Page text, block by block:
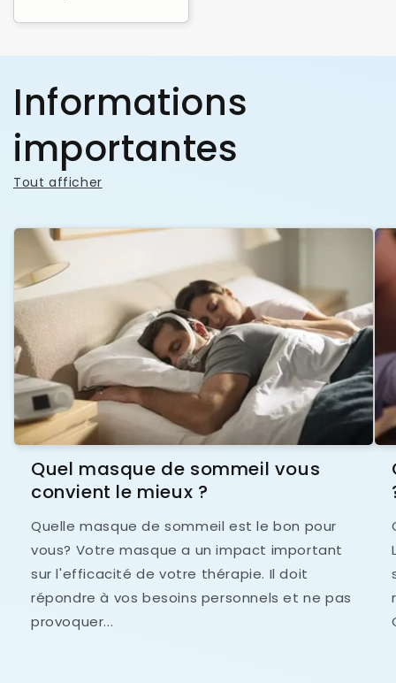
Informations
importantes
Tout afficher
Quel masque de sommeil vous
convient le mieux ?
Quelle masque de sommeil est le bon pour
vous? Votre masque a un impact important
sur l'efficacité de votre thérapie. Il doit
répondre à vos besoins personnels et ne pas
provoquer...